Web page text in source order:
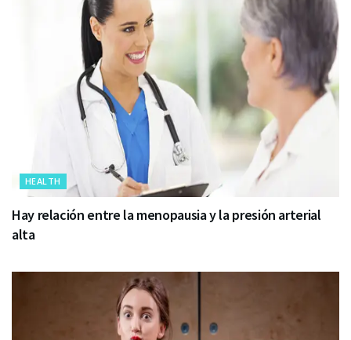
HEALTH
Hay relación entre la menopausia y la presión arterial
alta